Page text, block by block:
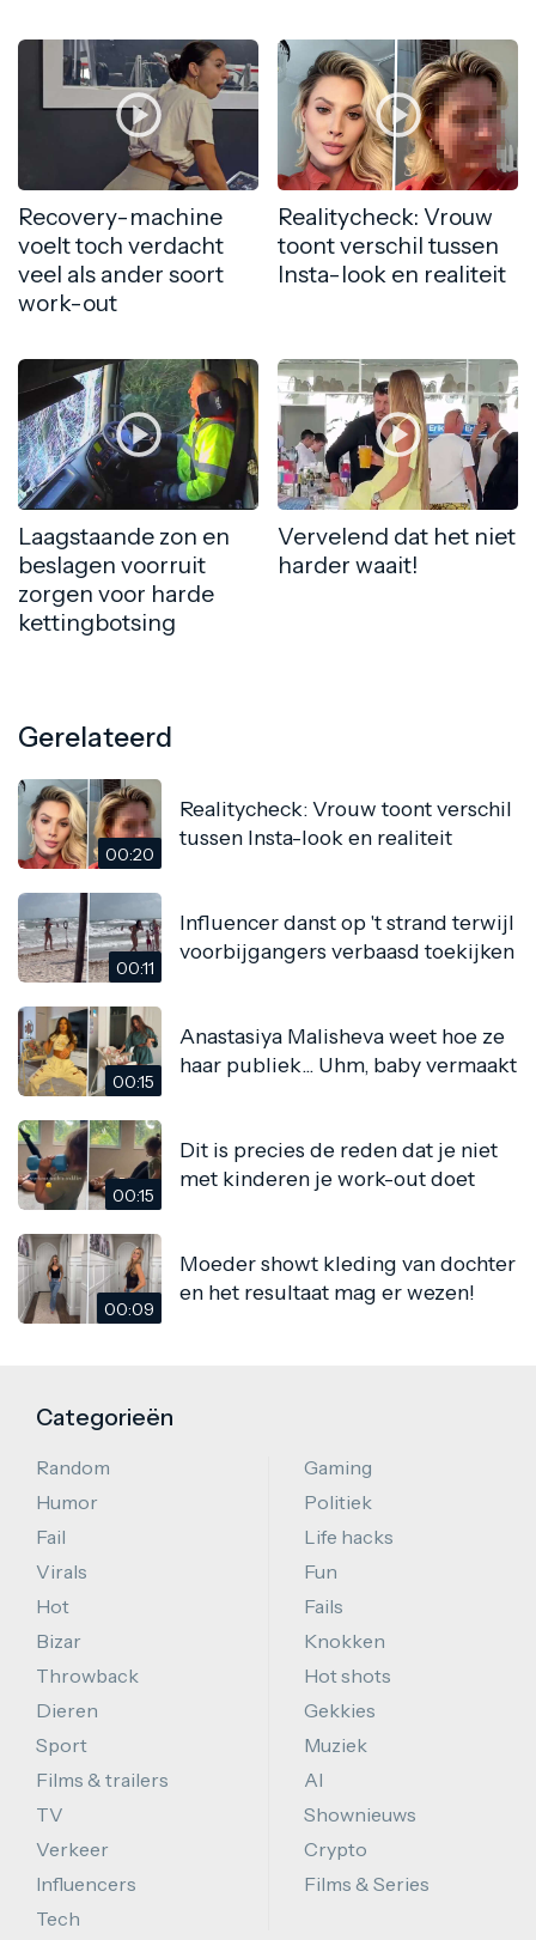
Recovery-machine
voelt toch verdacht
veel als ander soort
work-out
Realitycheck: Vrouw
toont verschil tussen
Insta-look en realiteit
Laagstaande zon en
beslagen voorruit
zorgen voor harde
kettingbotsing
Vervelend dat het niet
harder waait!
Gerelateerd
00:20
Realitycheck: Vrouw toont verschil
tussen Insta-look en realiteit
00:11
Influencer danst op 't strand terwijl
voorbijgangers verbaasd toekijken
00:15
Anastasiya Malisheva weet hoe ze
haar publiek... Uhm, baby vermaakt
00:15
Dit is precies de reden dat je niet
met kinderen je work-out doet
00:09
Moeder showt kleding van dochter
en het resultaat mag er wezen!
Categorieën
Random
Humor
Fail
Virals
Hot
Bizar
Throwback
Dieren
Sport
Films & trailers
TV
Verkeer
Influencers
Tech
Gaming
Politiek
Life hacks
Fun
Fails
Knokken
Hot shots
Gekkies
Muziek
AI
Shownieuws
Crypto
Films & Series